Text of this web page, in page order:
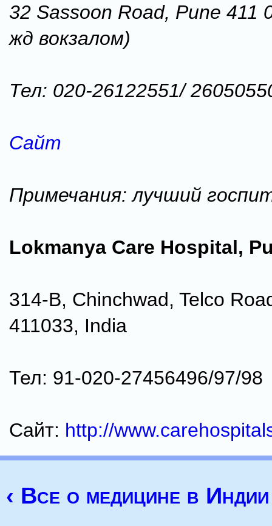
32 Sassoon Road, Pune 411
жд вокзалом)
Тел: 020-26122551/
Сайт
Примечания: лучший
Lokmanya Care Hospital,
314-B, Chinchwad, Telco
411033, India
Тел: 91-020-27456496/97/98
Сайт: http://
‹ Все о медицине в Индии